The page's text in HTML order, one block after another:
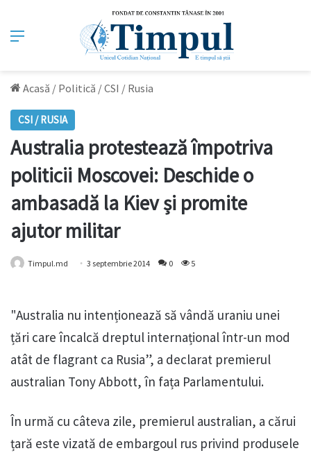
Meniu
Acasă / Politică /CSI / Rusia
CSI / RUSIA
Australia protestează împotriva
politicii Moscovei: Deschide o
ambasadă la Kiev și promite
ajutor militar
Timpul.md 3 septembrie 2014 0 5
"Australia nu intenționează să vândă uraniu unei
țări care încalcă dreptul internațional într-un mod
atât de flagrant ca Rusia”, a declarat premierul
australian Tony Abbott, în fața Parlamentului.
În urmă cu câteva zile, premierul australian, a cărui
țară este vizată de embargoul rus privind produsele